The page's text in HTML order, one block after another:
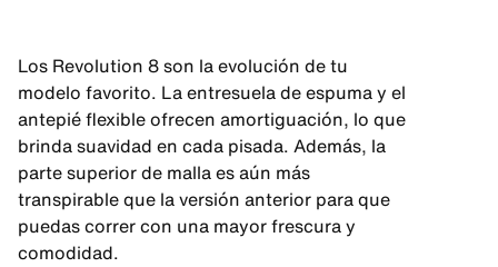
Los Revolution 8 son la evolución de tu
modelo favorito. La entresuela de espuma y el
antepié flexible ofrecen amortiguación, lo que
brinda suavidad en cada pisada. Además, la
parte superior de malla es aún más
transpirable que la versión anterior para que
puedas correr con una mayor frescura y
comodidad.